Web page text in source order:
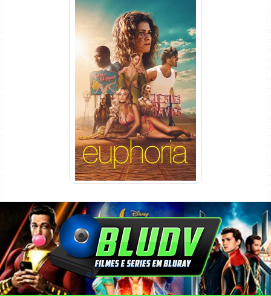
Euphoria 3ª Temporada
Torrent (2026) WEB-DL 1080p
Dual Áudio